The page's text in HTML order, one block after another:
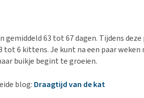
gemiddeld 63 tot 67 dagen. Tijdens deze
6 kittens. Je kunt na een paar weken
buikje begint te groeien.
blog: Draagtijd van de kat